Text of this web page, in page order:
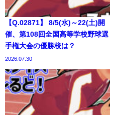
【Q.02871】 8/5(水)～22(土)開
催、第108回全国高等学校野球選
手権大会の優勝校は？
2026.07.30